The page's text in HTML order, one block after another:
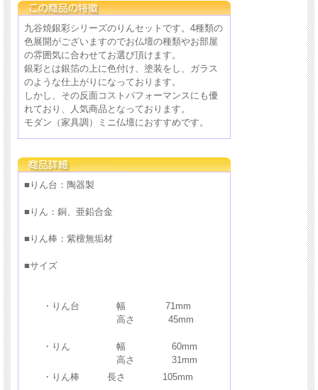
モダン仏具セット（単体）はこちら ＞
九谷焼銀彩シリーズのりんセットです。4種類の
色展開がございますのでお仏壇の種類やお部屋
の雰囲気に合わせてお選び頂けます。
銀彩とは銀箔の上に色付け、塗装をし、ガラス
のような仕上がりになっております。
しかし、その反面コストパフォーマンスにも優
れており、人気商品となっております。
モダン（家具調）ミニ仏壇におすすめです。
■りん台：陶器製
■りん：銅、亜鉛合金
■りん棒：紫檀無垢材
■サイズ
・りん台 幅 71mm
高さ 45mm
・りん 幅 60mm
高さ 31mm
・りん棒 長さ 105mm